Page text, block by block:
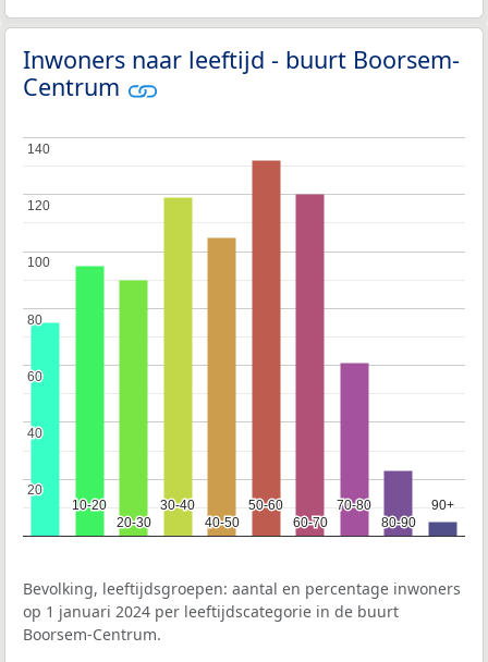
Inwoners naar leeftijd - buurt Boorsem-
Centrum
10-20
10-20
20-30
20-30
30-40
30-40
40-50
40-50
50-60
50-60
60-70
60-70
70-80
70-80
80-90
80-90
90+
90+
20
20
40
40
60
60
80
80
100
100
120
120
140
140
Bevolking, leeftijdsgroepen: aantal en percentage inwoners
op 1 januari 2024 per leeftijdscategorie in de buurt
Boorsem-Centrum.